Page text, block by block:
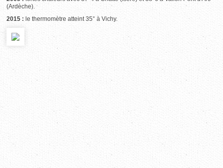
(Ardèche).
2015 : le thermomètre atteint 35° à Vichy.